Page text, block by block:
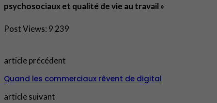
psychosociaux et qualité de vie au travail »
Post Views: 9 239
article précédent
Quand les commerciaux rêvent de digital
article suivant